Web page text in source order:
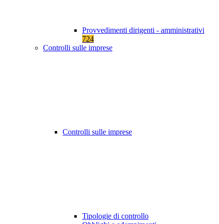
Provvedimenti dirigenti - amministrativi
724
Controlli sulle imprese
Controlli sulle imprese
Tipologie di controllo